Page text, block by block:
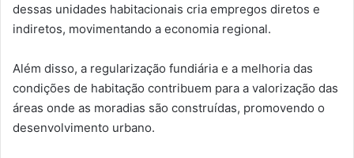
dessas unidades habitacionais cria empregos diretos e
indiretos, movimentando a economia regional.
Além disso, a regularização fundiária e a melhoria das
condições de habitação contribuem para a valorização das
áreas onde as moradias são construídas, promovendo o
desenvolvimento urbano.